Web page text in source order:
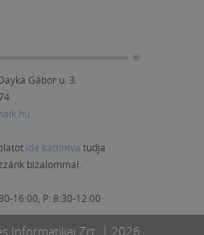
Gábor u. 3.
ide kattintva tudja
bizalommal.
16:00, P: 8:30-12:00
Informatikai Zrt. | 2026.